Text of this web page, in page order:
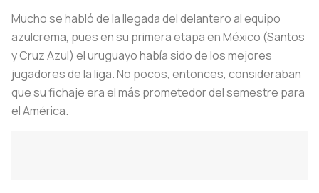
Mucho se habló de la llegada del delantero al equipo
azulcrema, pues en su primera etapa en México (Santos
y Cruz Azul) el uruguayo había sido de los mejores
jugadores de la liga. No pocos, entonces, consideraban
que su fichaje era el más prometedor del semestre para
el América.